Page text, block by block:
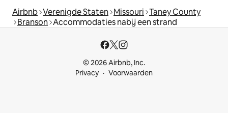
Airbnb Verenigde Staten Missouri Taney County
Branson Accommodaties nabij een strand
© 2026 Airbnb, Inc.
Privacy
Voorwaarden